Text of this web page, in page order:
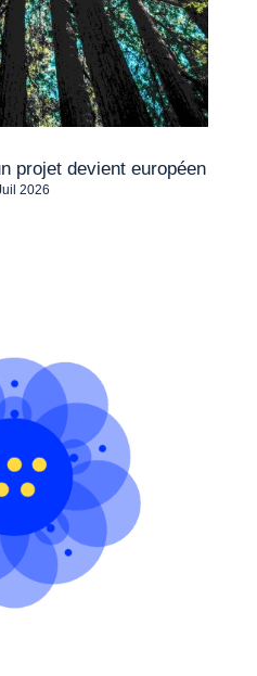
projet devient européen
2026